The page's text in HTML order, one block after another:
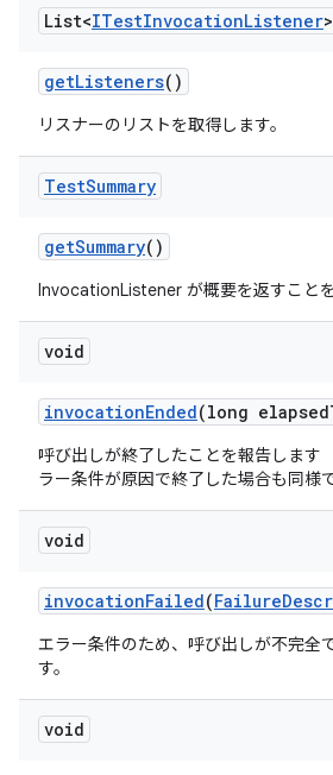
List<ITestInvocationListener>
getListeners()
リスナーのリストを取得します。
TestSummary
getSummary()
InvocationListener が概要を返すことを
void
invocationEnded(long elapsed
呼び出しが終了したことを報告します
ラー条件が原因で終了した場合も同様
void
invocationFailed(Failure
エラー条件のため、呼び出しが不完全
す。
void